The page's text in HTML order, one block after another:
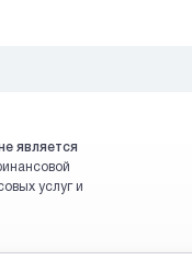
является
услуг и